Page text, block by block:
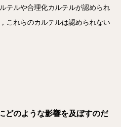
テルや合理化カルテルが認められ
これらのカルテルは認められない
どのような影響を及ぼすのだ